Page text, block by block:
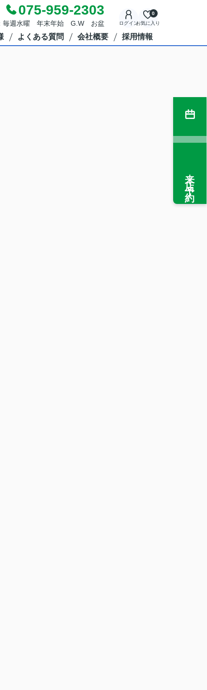
075-959-2303
毎週水曜 年末年始 G.W お盆 ログインお気に入り
0
よくある質問 会社概要 採用情報
来店予約